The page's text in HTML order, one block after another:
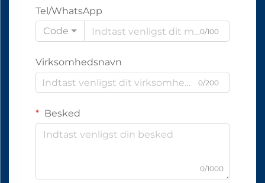
Tel/WhatsApp
Code
0/100
Virksomhedsnavn
0/200
Besked
0/1000